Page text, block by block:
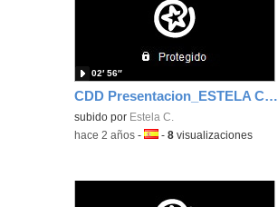
CDD Presentacion_ESTELA COLLADO
subido por Estela C.
02′ 56″
-hace 2 años -Idioma:
-8 visualizaciones